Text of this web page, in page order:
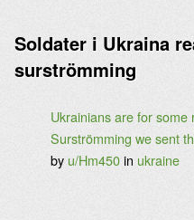
Soldater i Ukraina
surströmming
Ukrainians are for
Surströmming we sent
by u/Hm450in ukraine